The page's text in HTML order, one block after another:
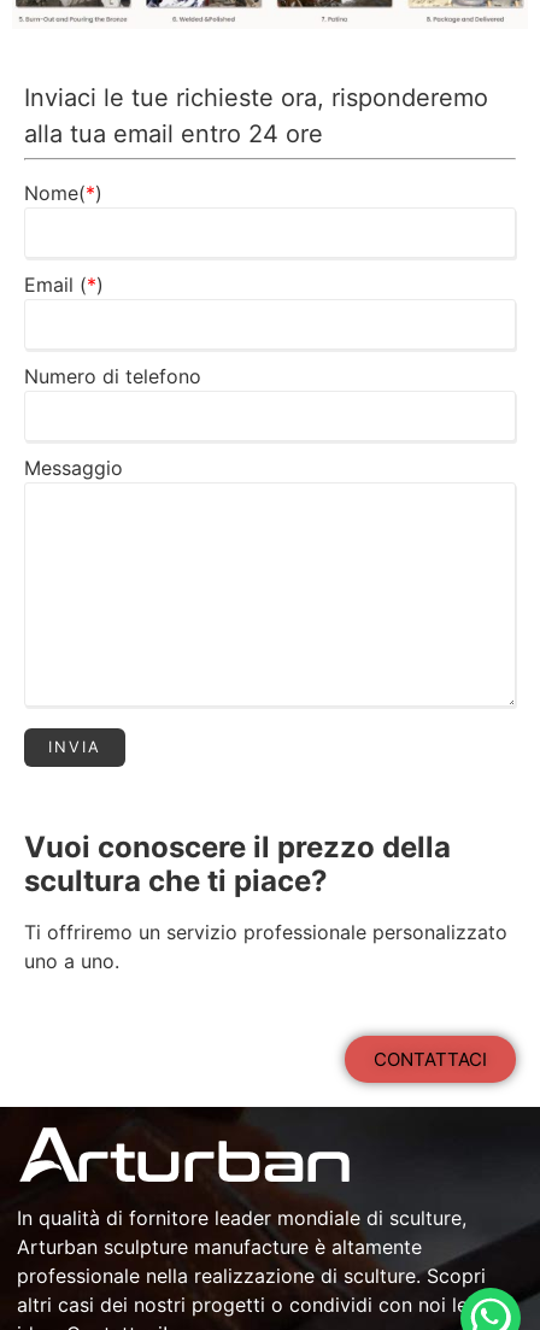
Inviaci le tue richieste ora, risponderemo
alla tua email entro 24 ore
Nome(*)
Email (*)
Numero di telefono
Messaggio
Vuoi conoscere il prezzo della
scultura che ti piace?
Ti offriremo un servizio professionale personalizzato
uno a uno.
CONTATTACI
In qualità difornitore leader mondiale di sculture,
Arturban sculpture manufacture è altamente
professionale nella realizzazione di sculture. Scopri
altri casi dei nostri progetti o condividi con noi le tue